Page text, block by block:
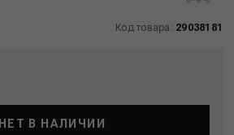
Код товара: 29038181
НЕТ В НАЛИЧИИ